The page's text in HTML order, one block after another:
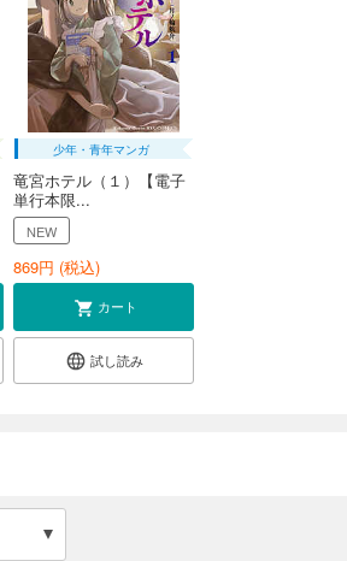
少年・青年マンガ
竜宮ホテル（１）【電子
単行本限...
NEW
869円 (税込)
カート
試し読み